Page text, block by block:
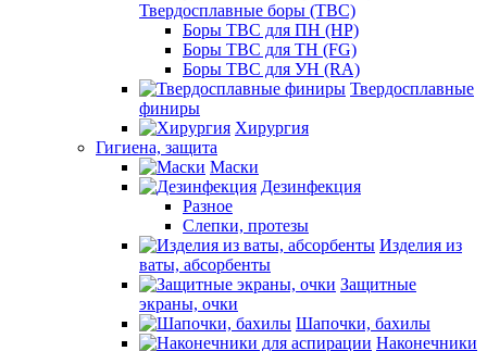
Твердосплавные боры (ТВС)
Боры ТВС для ПН (HP)
Боры ТВС для ТН (FG)
Боры ТВС для УН (RA)
Твердосплавные
финиры
Хирургия
Гигиена, защита
Маски
Дезинфекция
Разное
Слепки, протезы
Изделия из
ваты, абсорбенты
Защитные
экраны, очки
Шапочки, бахилы
Наконечники